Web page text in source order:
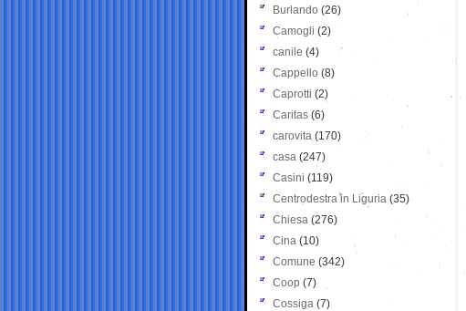
Burlando (26)
Camogli (2)
canile (4)
Cappello (8)
Caprotti (2)
Caritas (6)
carovita (170)
casa (247)
Casini (119)
Centrodestra in Liguria (35)
Chiesa (276)
Cina (10)
Comune (342)
Coop (7)
Cossiga (7)